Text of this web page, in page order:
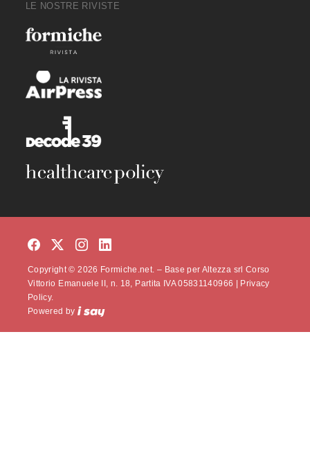
LE NOSTRE RIVISTE
Copyright © 2026 Formiche.net. – Base per Altezza srl Corso
Vittorio Emanuele II, n. 18, Partita IVA 05831140966 | Privacy
Policy.
Powered by